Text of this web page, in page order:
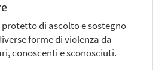
protetto di ascolto e sostegno
forme di violenza da
conoscenti e sconosciuti.